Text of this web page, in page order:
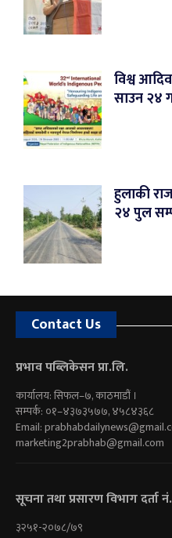
विश्व
साउन २४
हुलाकी
२४ पुल
Contact Us
प्रभाव पब्लिकेसन प्रा.लि.
कार्यालय: सिफल–७, काठमाडौं ।
सम्पर्क: ०१–४३७३५७७, ४५८४३६८
Email:
marketing2prabhab@gmail.com
सूचना तथा प्रसारण विभाग दर्ता नं.
३२५१-२०७८/७९